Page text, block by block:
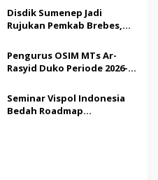
Tindakan Medis
Disdik Sumenep Jadi
Rujukan Pemkab Brebes,
Pendidikan Berbasis
Budaya
Pengurus OSIM MTs Ar-
Rasyid Duko Periode 2026-
Seminar Vispol Indonesia
Bedah Roadmap